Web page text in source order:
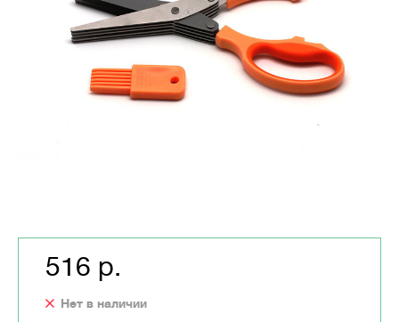
516 р.
Нет в наличии